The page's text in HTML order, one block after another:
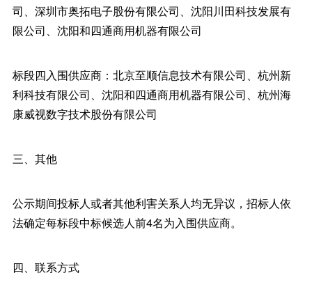
司、深圳市奥拓电子股份有限公司、沈阳川田科技发展有
限公司、沈阳和四通商用机器有限公司
标段四入围供应商：北京至顺信息技术有限公司、杭州新
利科技有限公司、沈阳和四通商用机器有限公司、杭州海
康威视数字技术股份有限公司
三、其他
公示期间投标人或者其他利害关系人均无异议，招标人依
法确定每标段中标候选人前4名为入围供应商。
四、联系方式